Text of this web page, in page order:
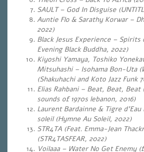
SAULT – God In Disguise
Auntie Flo & Sarathy Korwar –
2022)
Black Jesus Experience – Spirits
Evening Black Buddha, 2022)
Kiyoshi Yamaya, Toshiko
Mitsuhashi – Isohama Bon-Uta
(Shakuhachi and Koto Jazz Funk
Elias Rahbani – Beat, Beat,
sounds of 1970s lebanon, 2016)
Laurent Bardainne & Tigre
soleil (Hymne Au Soleil, 2022)
STR4TA (Feat. Emma-Jean
(STR4TASFEAR, 2022)
Voilaaa – Water No Get Enemy